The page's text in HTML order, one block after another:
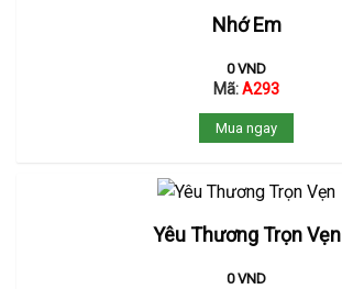
Nhớ Em
0VND
Mã:A293
Mua ngay
Yêu Thương Trọn Vẹn
0VND